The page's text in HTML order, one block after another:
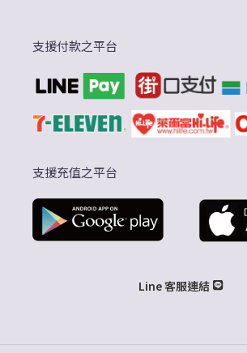
支援付款之平台
支援充值之平台
Line 客服連結